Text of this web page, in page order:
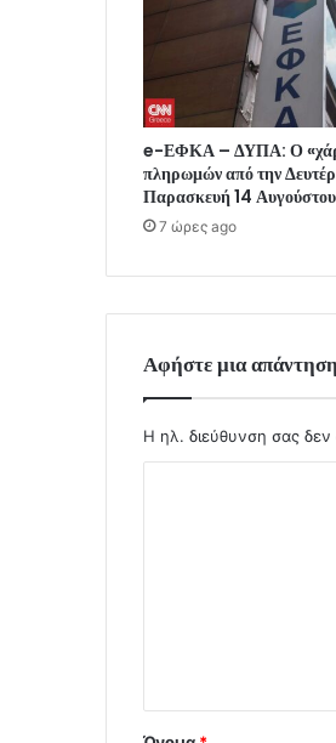
e-ΕΦΚΑ – ΔΥΠΑ: Ο
πληρωμών από την
Παρασκευή 14 Αυγούστου
7 ώρες ago
Αφήστε μια απάντηση
Η ηλ. διεύθυνση σας δεν